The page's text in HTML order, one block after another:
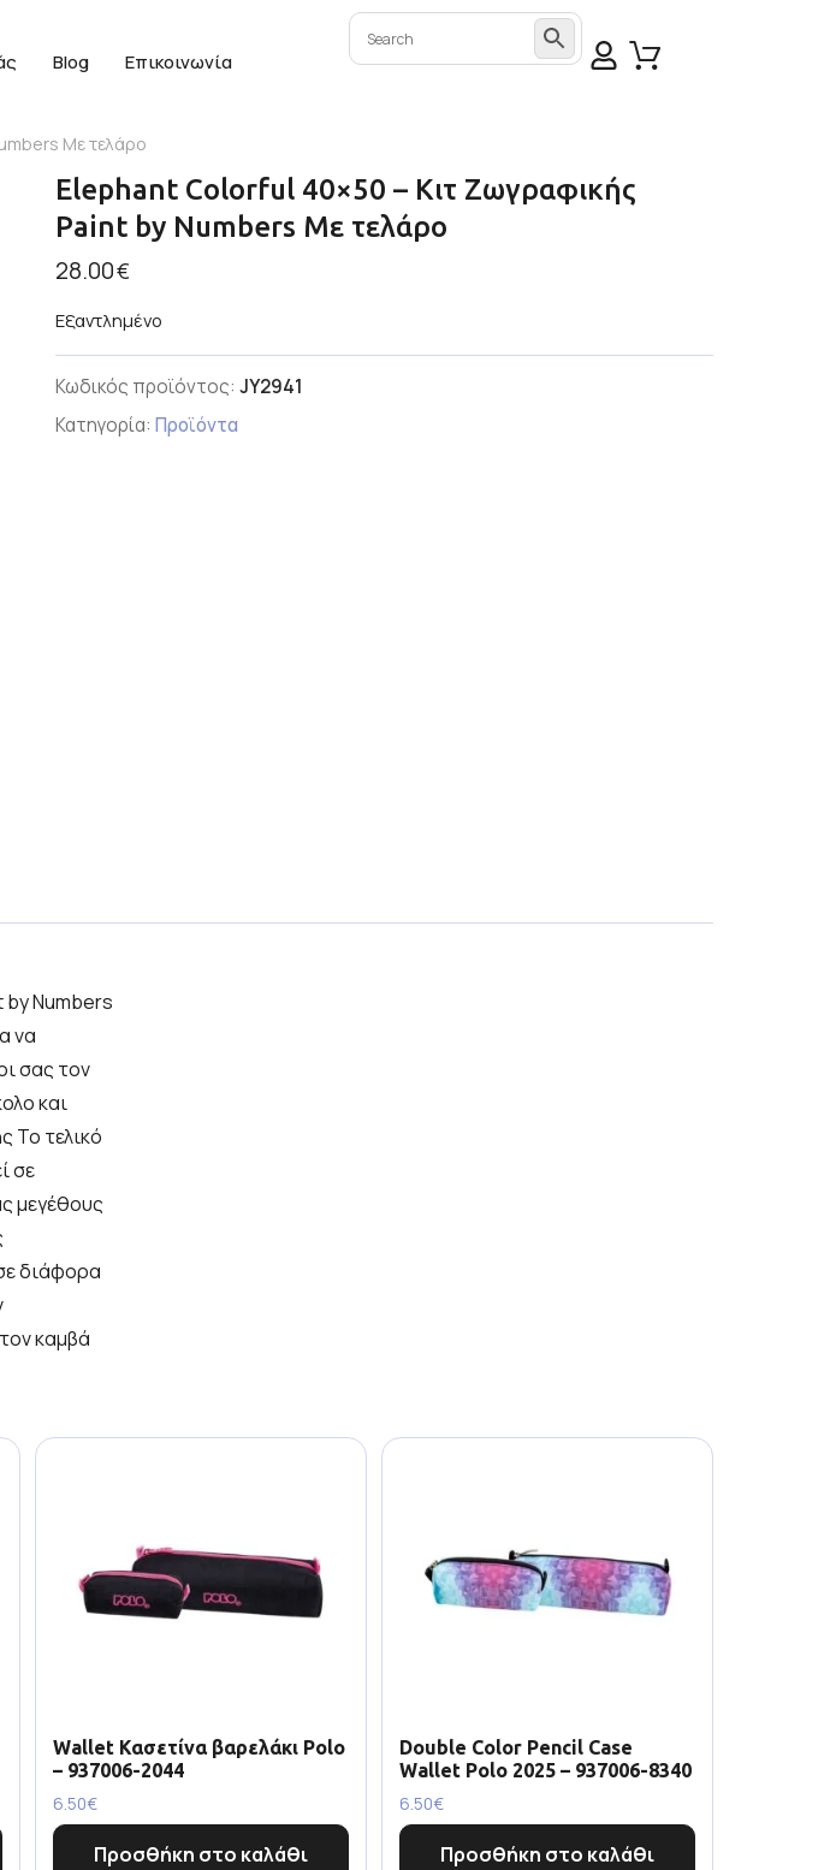
Blog Επικοινωνία
Με τελάρο
Elephant Colorful 40×50 – Κιτ Ζωγραφικής
Paint by Numbers Με τελάρο
28.00€
Εξαντλημένο
Κωδικός προϊόντος: JY2941
Κατηγορία: Προϊόντα
by Numbers
να
σας τον
και
Το τελικό
σε
μεγέθους
διάφορα
τον καμβά
Wallet Κασετίνα βαρελάκι Polo
– 937006-2044
6.50€
Προσθήκη στο καλάθι
Double Color Pencil Case
Wallet Polo 2025 – 937006-8340
6.50€
Προσθήκη στο καλάθι